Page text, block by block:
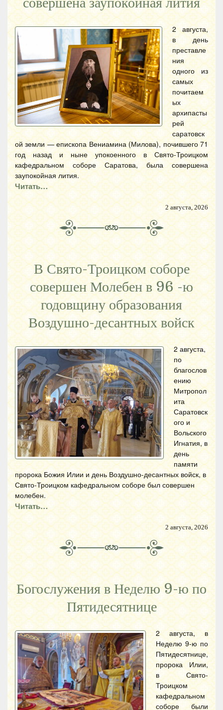
2 августа,
в день
преставле
ния
одного из
самых
почитаем
ых
архипасты
рей
саратовск
ой земли — епископа Вениамина (Милова), почившего 71
год назад и ныне упокоенного в Свято-Троицком
кафедральном соборе Саратова, была совершена
заупокойная лития.
Читать…
2 августа, 2026
В Свято-Троицком соборе
совершен Молебен в 96 -ю
годовщину образования
Воздушно-десантных войск
2 августа,
по
благослов
ению
Митропол
ита
Саратовск
ого и
Вольского
Игнатия, в
день
памяти
пророка Божия Илии и день Воздушно-десантных войск, в
Свято-Троицком кафедральном соборе был совершен
молебен.
Читать…
2 августа, 2026
Богослужения в Неделю 9-ю по
Пятидесятнице
2 августа, в
Неделю 9-ю по
Пятидесятнице,
пророка Илии,
в Свято-
Троицком
кафедральном
соборе были